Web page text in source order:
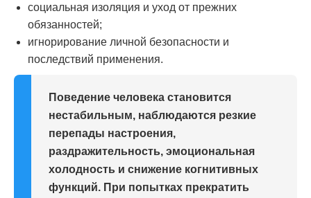
социальная изоляция и уход от прежних
обязанностей;
игнорирование личной безопасности и
последствий применения.
Поведение человека становится
нестабильным, наблюдаются резкие
перепады настроения,
раздражительность, эмоциональная
холодность и снижение когнитивных
функций. При попытках прекратить